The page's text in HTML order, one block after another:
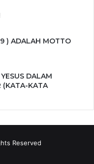
) ADALAH MOTTO
DALAM
(KATA-KATA
Reserved